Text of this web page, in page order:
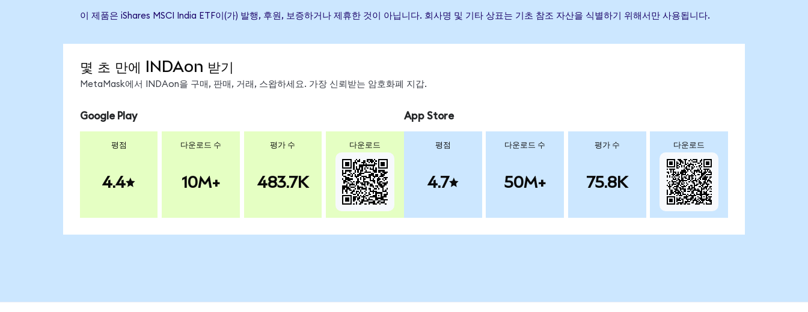
이 제품은 iShares MSCI India ETF이(가) 발행, 후원, 보증하거나 제휴한 것이 아닙니다. 회사명 및 기타 상표는 기초 참조 자산을 식별하기 위해서만 사용됩니다.
몇 초 만에 INDAon 받기
MetaMask에서 INDAon을 구매, 판매, 거래, 스왑하세요. 가장 신뢰받는 암호화폐 지갑.
Google Play
평점
4.4
다운로드 수
10M+
평가 수
483.7K
다운로드
App Store
평점
4.7
다운로드 수
50M+
평가 수
75.8K
다운로드